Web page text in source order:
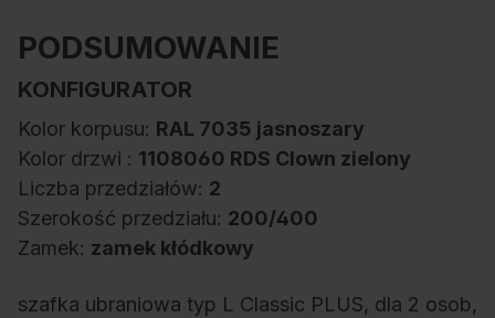
PODSUMOWANIE
KONFIGURATOR
Kolor korpusu: RAL 7035 jasnoszary
Kolor drzwi : 1108060 RDS Clown zielony
Liczba przedziałów: 2
Szerokość przedziału: 200/400
Zamek: zamek kłódkowy
szafka ubraniowa typ L Classic PLUS, dla 2 osob,